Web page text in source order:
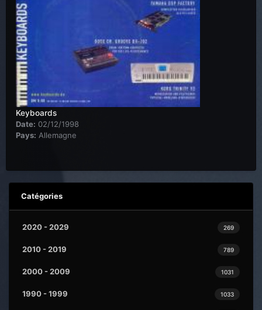
Keyboards
Date: 02/12/1998
Pays: Allemagne
Catégories
269
2020 - 2029
789
2010 - 2019
1031
2000 - 2009
1033
1990 - 1999